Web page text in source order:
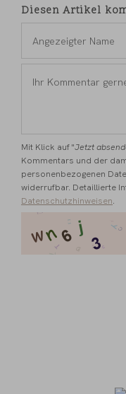
Diesen Artikel
Name
*
Kommentar
*Mit Klick auf "Jetzt
Kommentars und der
personenbezogenen
widerrufbar. Detaillierte
Datenschutzhinweisen.